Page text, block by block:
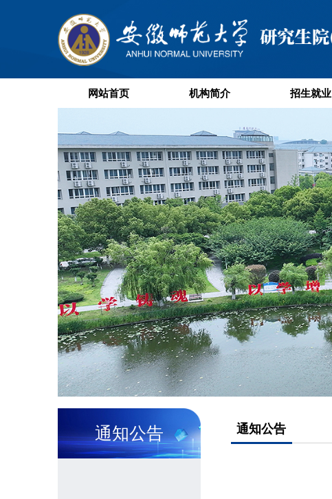
网站首页 机构简介 招生就业
通知公告 通知公告